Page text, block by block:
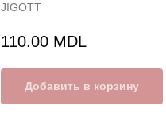
JIGOTT
110.00 MDL
Добавить в корзину